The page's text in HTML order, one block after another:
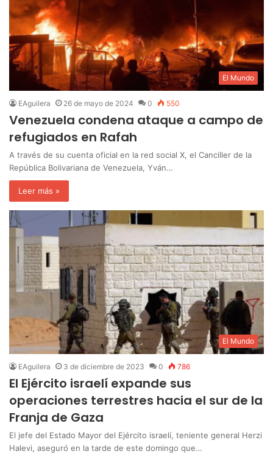
El Mundo
EAguilera 26 de mayo de 2024 0 550
Venezuela condena ataque a campo de
refugiados en Rafah
A través de su cuenta oficial en la red social X, el Canciller de la
República Bolivariana de Venezuela, Yván…
Leer más »
El Mundo
EAguilera 3 de diciembre de 2023 0 786
El Ejército israelí expande sus
operaciones terrestres hacia el sur de la
Franja de Gaza
El jefe del Estado Mayor del Ejército israelí, teniente general Herzi
Halevi, aseguró en la tarde de este domingo que…